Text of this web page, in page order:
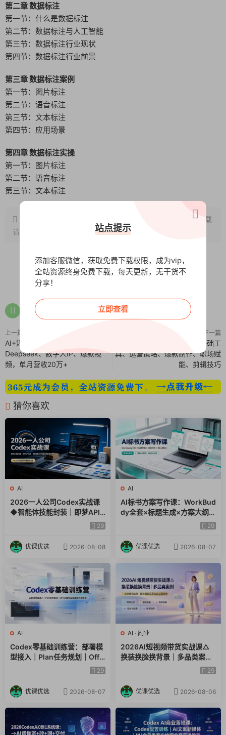
第二章 数据标注
第一节：什么是数据标注
第二节：数据标注与人工智能
第三节：数据标注行业现状
第四节：数据标注行业前景
第三章 数据标注案例
第一节：图片标注
第二节：语音标注
第三节：文本标注
第四节：应用场景
第四章 数据标注实操
第一节：图片标注
第二节：语音标注
第三节：文本标注
，转载
请注明出处~~~
上一篇
AI+短视频带货全栈课：掌握
Deepseek、数字人IP、爆款视
频，单月营收20万+
下一篇
AI+短视频全能课：涵盖基础工
具、运营策略、爆款制作、职场赋
能、剪辑技巧
猜你喜欢
AI
2026一人公司Codex实战课
◆智能体技能封装｜即梦API
视频｜电商视觉PPT自动化全29
优课优选 2026-08-08
AI
AI标书方案写作课：WorkBud
dy全套×标题生成×方案大纲×
提示词技巧×废标点检查×豆包
29
优课优选 2026-08-07
AI
Codex零基础训练营：部署模
型接入｜Plan任务规划｜Offic
29
优课优选 2026-08-07
AI · 副业
2026AI短视频带货实战课△
换装换脸换背景｜多品类案例
｜矩阵橱窗运营全套实操教学
29
优课优选 2026-08-06
站点提示
添加客服微信，获取免费下载权限，成为vip，
全站资源终身免费下载，每天更新，无干货不
分享！
立即查看